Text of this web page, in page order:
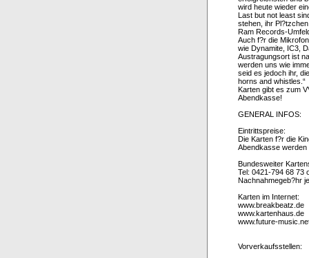
wird heute wieder
Last but not least
stehen, ihr
Ram Records-
Auch f?r die
wie Dynamite, IC3,
Austragungsort ist
werden uns wie
seid es jedoch ihr,
horns and whistles.“
Karten gibt es zum
Abendkasse!
GENERAL INFOS:
Eintrittspreise:
Die Karten f?r die
Abendkasse
Bundesweiter
Tel: 0421-794 68 73
Nachnahmegeb?hr
Karten im Internet:
www.breakbeatz.de
www.kartenhaus.de
www.future-
Vorverkaufsstellen: